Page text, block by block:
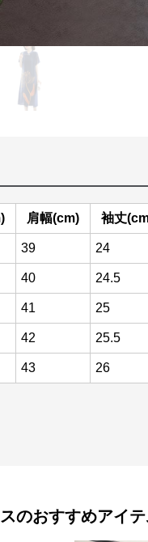
肩幅(cm) 袖丈
39 24
40 24.5
41 25
42 25.5
43 26
のおすすめアイ